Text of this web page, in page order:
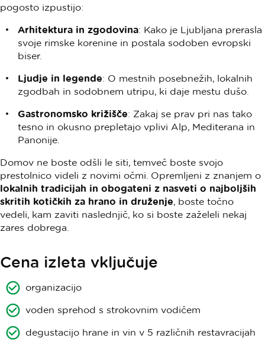
pogosto izpustijo:
Arhitektura in zgodovina: Kako je Ljubljana prerasla
svoje rimske korenine in postala sodoben evropski
biser.
Ljudje in legende: O mestnih posebnežih, lokalnih
zgodbah in sodobnem utripu, ki daje mestu dušo.
Gastronomsko križišče: Zakaj se prav pri nas tako
tesno in okusno prepletajo vplivi Alp, Mediterana in
Panonije.
Domov ne boste odšli le siti, temveč boste svojo
prestolnico videli z novimi očmi. Opremljeni z znanjem o
lokalnih tradicijah in obogateni z nasveti o najboljših
skritih kotičkih za hrano in druženje, boste točno
vedeli, kam zaviti naslednjič, ko si boste zaželeli nekaj
zares dobrega.
Cena izleta vključuje
organizacijo
voden sprehod s strokovnim vodičem
degustacijo hrane in vin v 5 različnih restavracijah